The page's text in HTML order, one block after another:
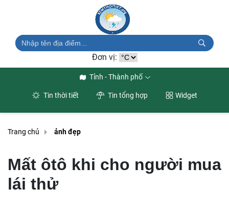
Đơn vị:
Tỉnh - Thành phố
Tin thời tiết Tin tổng hợp Widget
Trang chủ ảnh đẹp
Mất ôtô khi cho người mua
lái thử